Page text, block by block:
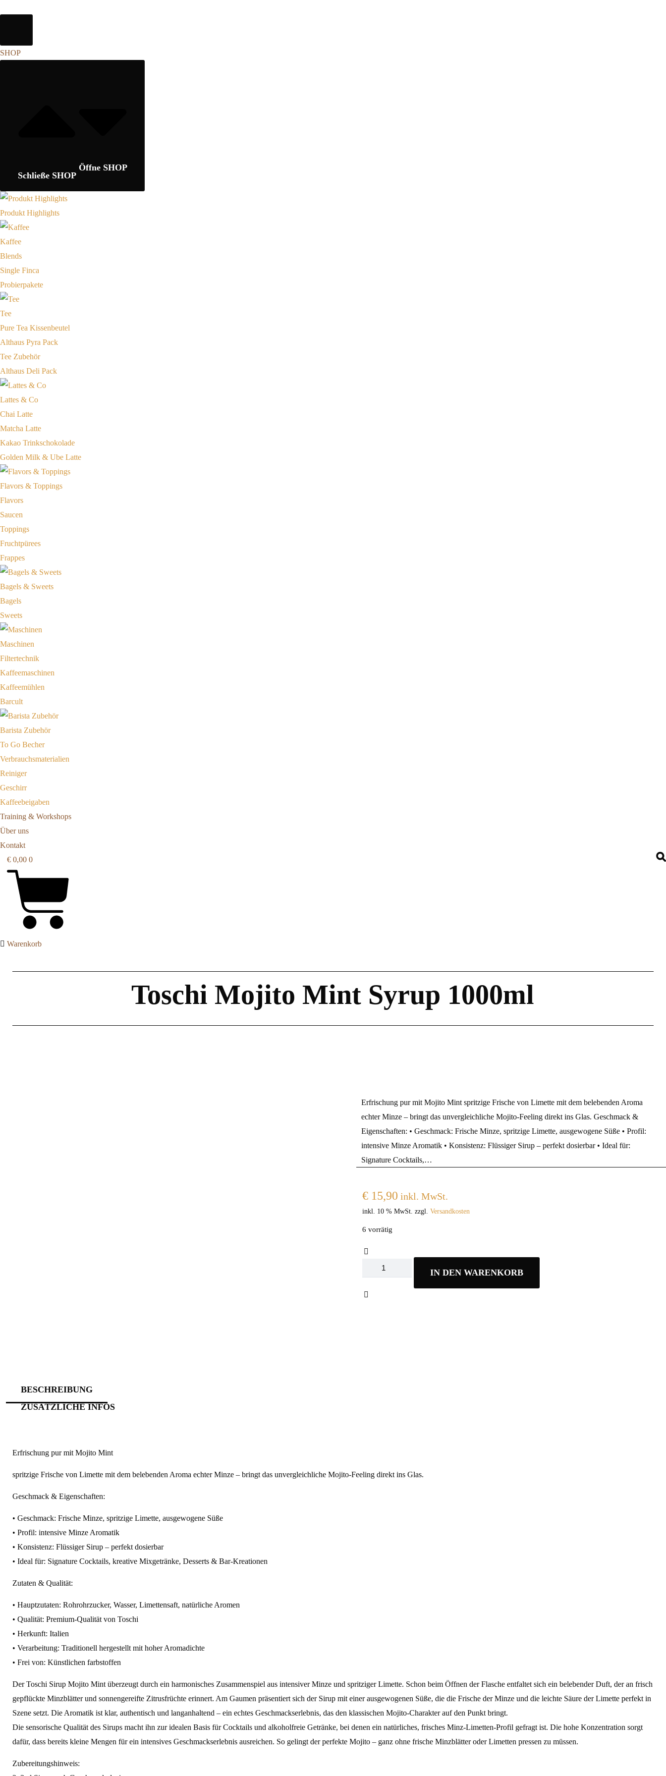
SHOP
Schließe SHOP
Öffne SHOP
Produkt Highlights
Kaffee
Blends
Single Finca
Probierpakete
Tee
Pure Tea Kissenbeutel
Althaus Pyra Pack
Tee Zubehör
Althaus Deli Pack
Lattes & Co
Chai Latte
Matcha Latte
Kakao Trinkschokolade
Golden Milk & Ube Latte
Flavors & Toppings
Flavors
Saucen
Toppings
Fruchtpürees
Frappes
Bagels & Sweets
Bagels
Sweets
Maschinen
Filtertechnik
Kaffeemaschinen
Kaffeemühlen
Barcult
Barista Zubehör
To Go Becher
Verbrauchsmaterialien
Reiniger
Geschirr
Kaffeebeigaben
Training & Workshops
Über uns
Kontakt
€ 0,00 0
Warenkorb
Toschi Mojito Mint Syrup 1000ml
Erfrischung pur mit Mojito Mint spritzige Frische von Limette mit dem belebenden Aroma
echter Minze – bringt das unvergleichliche Mojito-Feeling direkt ins Glas. Geschmack &
Eigenschaften: • Geschmack: Frische Minze, spritzige Limette, ausgewogene Süße • Profil:
intensive Minze Aromatik • Konsistenz: Flüssiger Sirup – perfekt dosierbar • Ideal für:
Signature Cocktails,…
€ 15,90 inkl. MwSt.
inkl. 10 % MwSt. zzgl.Versandkosten
6 vorrätig
Toschi
Mojito
Mint
IN DEN WARENKORB
BESCHREIBUNG
ZUSÄTZLICHE INFOS
Erfrischung pur mit Mojito Mint
spritzige Frische von Limette mit dem belebenden Aroma echter Minze – bringt das unvergleichliche Mojito-Feeling direkt ins Glas.
Geschmack & Eigenschaften:
• Geschmack: Frische Minze, spritzige Limette, ausgewogene Süße
• Profil: intensive Minze Aromatik
• Konsistenz: Flüssiger Sirup – perfekt dosierbar
• Ideal für: Signature Cocktails, kreative Mixgetränke, Desserts & Bar-Kreationen
Zutaten & Qualität:
• Hauptzutaten: Rohrohrzucker, Wasser, Limettensaft, natürliche Aromen
• Qualität: Premium-Qualität von Toschi
• Herkunft: Italien
• Verarbeitung: Traditionell hergestellt mit hoher Aromadichte
• Frei von: Künstlichen farbstoffen
Der Toschi Sirup Mojito Mint überzeugt durch ein harmonisches Zusammenspiel aus intensiver Minze und spritziger Limette. Schon beim Öffnen der Flasche entfaltet sich ein belebender Duft, der an frisch
gepflückte Minzblätter und sonnengereifte Zitrusfrüchte erinnert. Am Gaumen präsentiert sich der Sirup mit einer ausgewogenen Süße, die die Frische der Minze und die leichte Säure der Limette perfekt in
Szene setzt. Die Aromatik ist klar, authentisch und langanhaltend – ein echtes Geschmackserlebnis, das den klassischen Mojito-Charakter auf den Punkt bringt.
Die sensorische Qualität des Sirups macht ihn zur idealen Basis für Cocktails und alkoholfreie Getränke, bei denen ein natürliches, frisches Minz-Limetten-Profil gefragt ist. Die hohe Konzentration sorgt
dafür, dass bereits kleine Mengen für ein intensives Geschmackserlebnis ausreichen. So gelingt der perfekte Mojito – ganz ohne frische Minzblätter oder Limetten pressen zu müssen.
Zubereitungshinweis: